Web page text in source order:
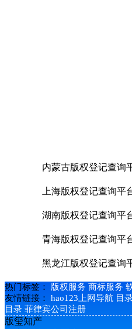
内蒙古版权登记查询
上海版权登记查询平
湖南版权登记查询平
青海版权登记查询平
黑龙江版权登记查询
热门标签： 版权服务 商标服务
友情链接：
hao123上网导航 目
目录 菲律宾公司注册
版玺知产